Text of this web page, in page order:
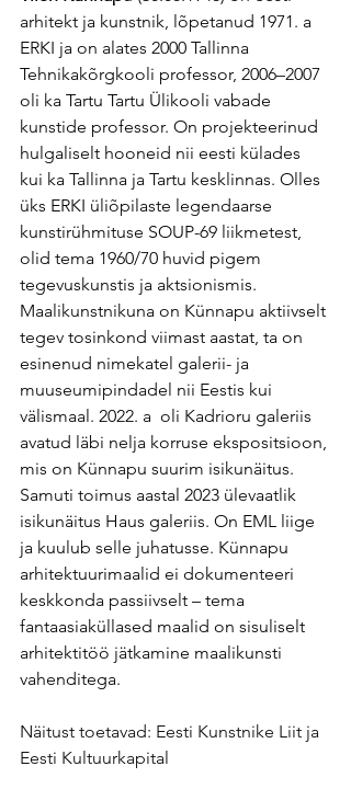
arhitekt ja kunstnik, lõpetanud 1971. a
ERKI ja on alates 2000 Tallinna
Tehnikakõrgkooli professor, 2006–2007
oli ka Tartu Tartu Ülikooli vabade
kunstide professor. On projekteerinud
hulgaliselt hooneid nii eesti külades
kui ka Tallinna ja Tartu kesklinnas. Olles
üks ERKI üliõpilaste legendaarse
kunstirühmituse SOUP-69 liikmetest,
olid tema 1960/70 huvid pigem
tegevuskunstis ja aktsionismis.
Maalikunstnikuna on Künnapu aktiivselt
tegev tosinkond viimast aastat, ta on
esinenud nimekatel galerii- ja
muuseumipindadel nii Eestis kui
välismaal. 2022. a  oli Kadrioru galeriis
avatud läbi nelja korruse ekspositsioon,
mis on Künnapu suurim isikunäitus.
Samuti toimus aastal 2023 ülevaatlik
isikunäitus Haus galeriis. On EML liige
ja kuulub selle juhatusse. Künnapu
arhitektuurimaalid ei dokumenteeri
keskkonda passiivselt – tema
fantaasiaküllased maalid on sisuliselt
arhitektitöö jätkamine maalikunsti
vahenditega.
Näitust toetavad: Eesti Kunstnike Liit ja
Eesti Kultuurkapital